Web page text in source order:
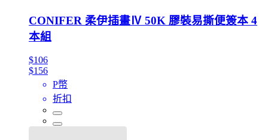
CONIFER 柔伊插畫Ⅳ 50K 膠裝易撕便簽本 4
本組
$106
$156
P幣
折扣